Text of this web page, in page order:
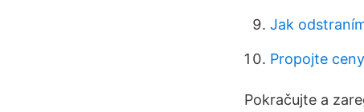
Jak
Propojte
Pokračujte a